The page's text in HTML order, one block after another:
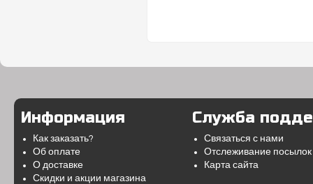
Информация
Как заказать?
Об оплате
О доставке
Скидки и акции магазина
Служба
Связаться с нами
Отслеживание посылок
Карта сайта